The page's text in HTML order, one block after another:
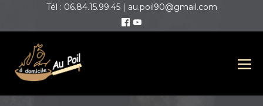
Tél : 06.84.15.99.45 | au.poil90@gmail.com